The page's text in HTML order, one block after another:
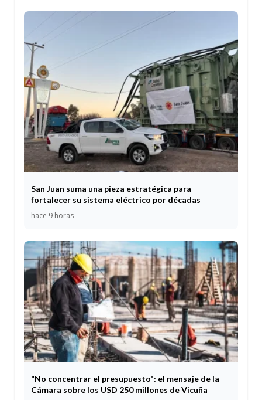
San Juan suma una pieza estratégica para
fortalecer su sistema eléctrico por décadas
hace 9 horas
"No concentrar el presupuesto": el mensaje de la
Cámara sobre los USD 250 millones de Vicuña